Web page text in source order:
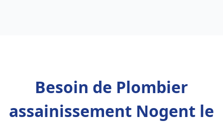
Besoin de Plombier
assainissement Nogent le